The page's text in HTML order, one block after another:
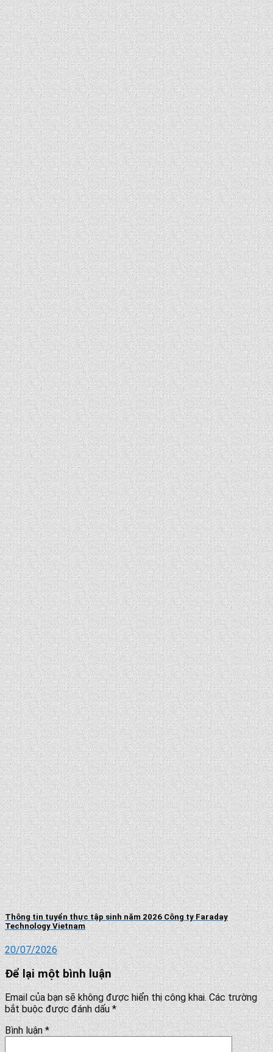
Thông tin tuyển thực tập sinh năm 2026 Công ty Faraday
Technology Vietnam
20/07/2026
Để lại một bình luận
Email của bạn sẽ không được hiển thị công khai. Các trường
bắt buộc được đánh dấu*
Bình luận*